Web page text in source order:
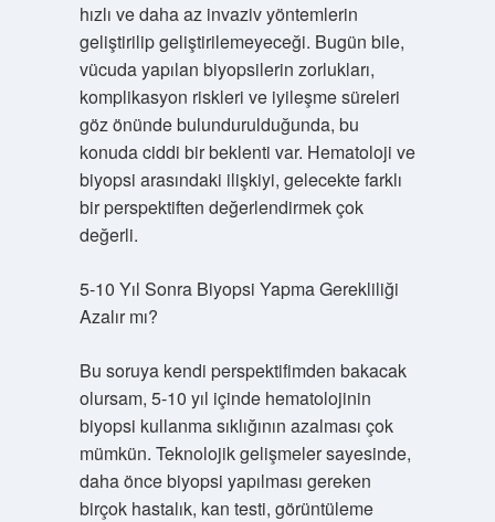
hızlı ve daha az invaziv yöntemlerin
geliştirilip geliştirilemeyeceği. Bugün bile,
vücuda yapılan biyopsilerin zorlukları,
komplikasyon riskleri ve iyileşme süreleri
göz önünde bulundurulduğunda, bu
konuda ciddi bir beklenti var. Hematoloji ve
biyopsi arasındaki ilişkiyi, gelecekte farklı
bir perspektiften değerlendirmek çok
değerli.
5-10 Yıl Sonra Biyopsi Yapma Gerekliliği
Azalır mı?
Bu soruya kendi perspektifimden bakacak
olursam, 5-10 yıl içinde hematolojinin
biyopsi kullanma sıklığının azalması çok
mümkün. Teknolojik gelişmeler sayesinde,
daha önce biyopsi yapılması gereken
birçok hastalık, kan testi, görüntüleme